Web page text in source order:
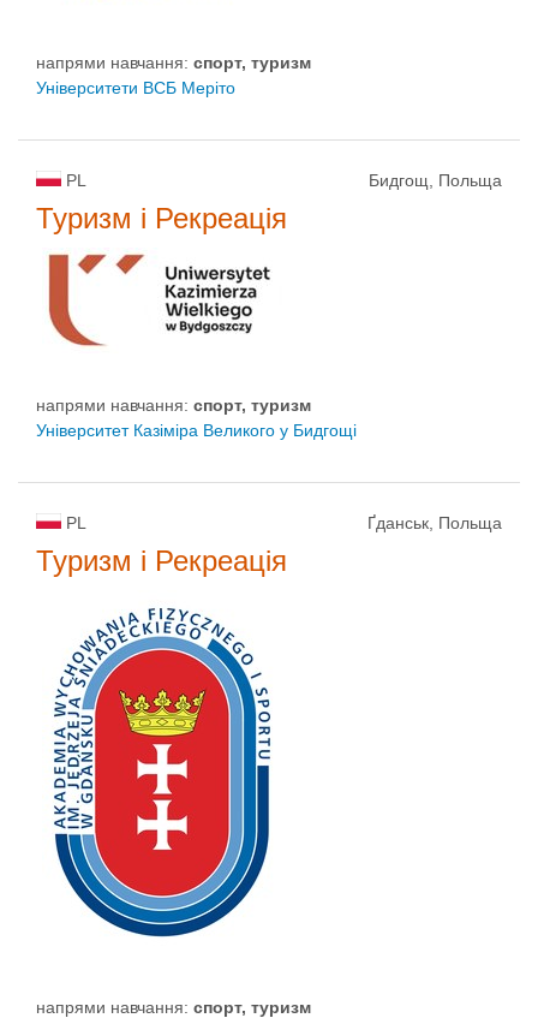
напрями навчання: спорт, туризм
Університети ВСБ Меріто
PL Бидгощ, Польща
Туризм і Рекреація
напрями навчання: спорт, туризм
Університет Казіміра Великого у Бидгощі
PL Ґданськ, Польща
Туризм і Рекреація
напрями навчання: спорт, туризм